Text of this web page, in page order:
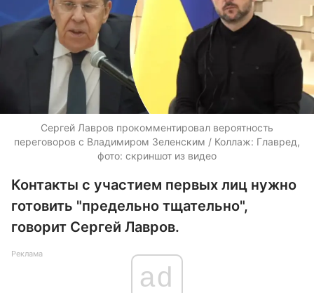
Сергей Лавров прокомментировал вероятность
переговоров с Владимиром Зеленским / Коллаж: Главред,
фото: скриншот из видео
Контакты с участием первых лиц нужно
готовить "предельно тщательно",
говорит Сергей Лавров.
Реклама
ad